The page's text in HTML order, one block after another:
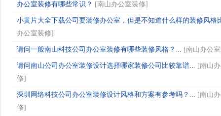
办公室装修有哪些常识？ [南山办公室装修]
小黄片大全下载公司要装修办公室，但是不知道什么样的装修风格
办公室装修]
请问一般南山科技公司办公室装修有哪些装修风格？... [南山办公
请问南山公司办公室装修设计选择哪家装修公司比较靠谱... [南山
修]
深圳网络科技公司办公室装修设计风格和方案有参考吗？... [南山
修]